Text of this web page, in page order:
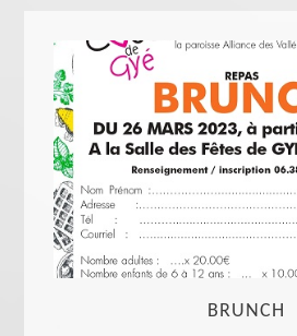
BRUNCH